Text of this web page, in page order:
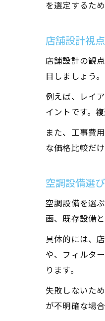
を選定するた
店舗設計視
店舗設計の観
目しましょう
例えば、レイ
イントです。
また、工事費
な価格比較だ
空調設備選
空調設備を選
画、既存設備
具体的には、
や、フィルタ
ります。
失敗しないた
が不明確な場